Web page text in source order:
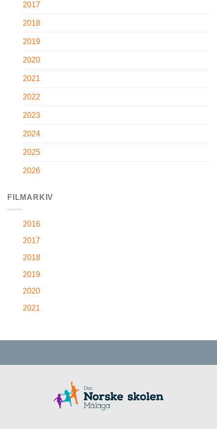
2017
2018
2019
2020
2021
2022
2023
2024
2025
2026
FILMARKIV
2016
2017
2018
2019
2020
2021